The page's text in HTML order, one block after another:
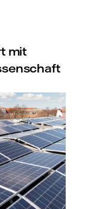
mit